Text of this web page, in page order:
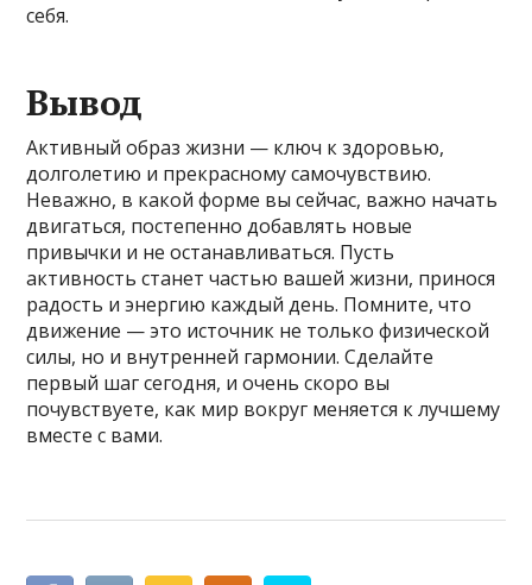
себя.
Вывод
Активный образ жизни — ключ к здоровью,
долголетию и прекрасному самочувствию.
Неважно, в какой форме вы сейчас, важно начать
двигаться, постепенно добавлять новые
привычки и не останавливаться. Пусть
активность станет частью вашей жизни, принося
радость и энергию каждый день. Помните, что
движение — это источник не только физической
силы, но и внутренней гармонии. Сделайте
первый шаг сегодня, и очень скоро вы
почувствуете, как мир вокруг меняется к лучшему
вместе с вами.